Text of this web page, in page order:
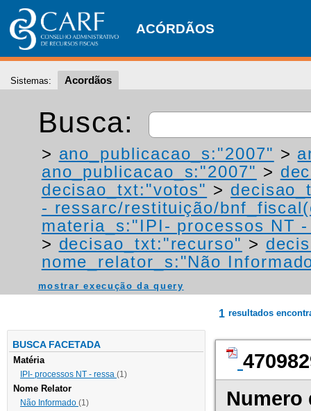
ACÓRDÃOS
Sistemas: Acordãos
Busca:
> ano_publicacao_s:"2007" >
ano_publicacao_s:"2007" >
decisao_txt:"votos" >
- ressarc/restituição/
materia_s:"IPI- processos NT
> decisao_txt:"recurso" >
nome_relator_s:"Não
mostrar execução da query
BUSCA FACETADA
Matéria
IPI- processos NT - ressa (1)
Nome Relator
Não Informado (1)
1 resultados
Numero